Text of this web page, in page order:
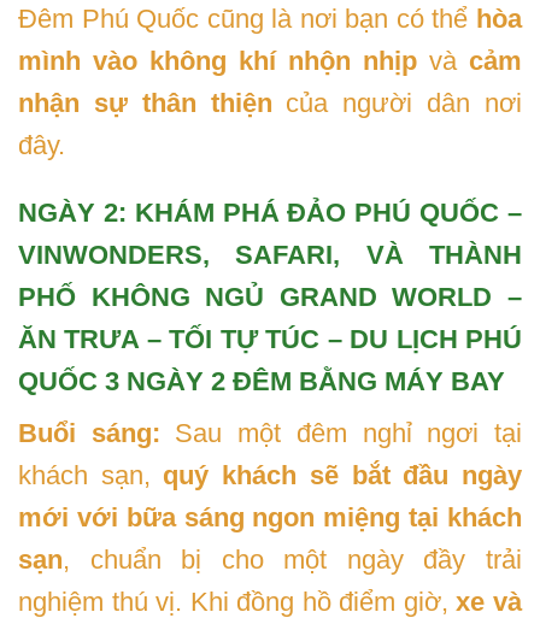
Đêm Phú Quốc cũng là nơi bạn có thể hòa
mình vào không khí nhộn nhịp và cảm
nhận sự thân thiện của người dân nơi
đây.
NGÀY 2: KHÁM PHÁ ĐẢO PHÚ QUỐC –
VINWONDERS, SAFARI, VÀ THÀNH
PHỐ KHÔNG NGỦ GRAND WORLD –
ĂN TRƯA – TỐI TỰ TÚC – DU LỊCH PHÚ
QUỐC 3 NGÀY 2 ĐÊM BẰNG MÁY BAY
Buổi sáng: Sau một đêm nghỉ ngơi tại
khách sạn, quý khách sẽ bắt đầu ngày
mới với bữa sáng ngon miệng tại khách
sạn, chuẩn bị cho một ngày đầy trải
nghiệm thú vị. Khi đồng hồ điểm giờ,xe và